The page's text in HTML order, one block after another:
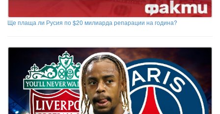
Ще плаща ли Русия по $20 милиарда репарации на година?